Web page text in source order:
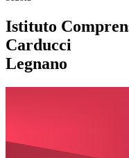
Istituto
Carducci
Legnano